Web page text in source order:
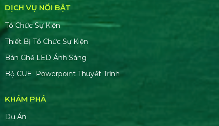
DỊCH VỤ NỔI BẬT
Tổ Chức Sự Kiện
Thiết Bị Tổ Chức Sự Kiện
Bàn Ghế LED Ánh Sáng
Bộ CUE Powerpoint Thuyết Trình
KHÁM PHÁ
Dự Án